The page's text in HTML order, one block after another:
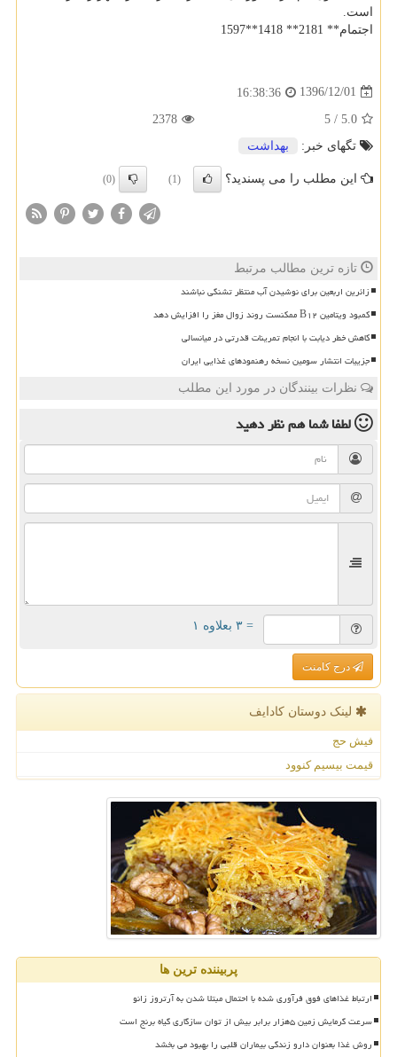
است.
اجتمام** 2181** 1418**1597
1396/12/01
16:38:36
5.0
/
5
2378
تگهای خبر:
بهداشت
این مطلب را می پسندید؟ (1)
(0)
تازه ترین مطالب مرتبط
زائرین اربعین برای نوشیدن آب منتظر تشنگی نباشند
کمبود ویتامین B۱۲ ممکنست روند زوال مغز را افزایش دهد
کاهش خطر دیابت با انجام تمرینات قدرتی در میانسالی
جزییات انتشار سومین نسخه رهنمودهای غذایی ایران
نظرات بینندگان در مورد این مطلب
لطفا شما همنظر دهید
= ۳ بعلاوه ۱
درج کامنت
لینک دوستان كادایف
فیش حج
قیمت بیسیم کنوود
پربیننده ترین ها
ارتباط غذاهای فوق فرآوری شده با احتمال مبتلا شدن به آرتروز زانو
سرعت گرمایش زمین ۵هزار برابر بیش از توان سازگاری گیاه برنج است
روش غذا بعنوان دارو زندگی بیماران قلبی را بهبود می بخشد